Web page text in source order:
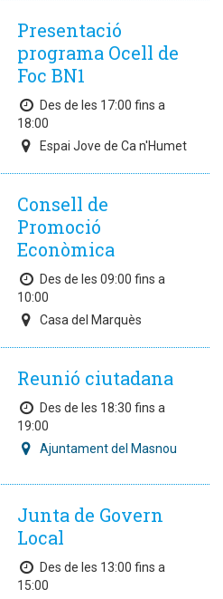
Presentació
programa Ocell de
Foc BN1
Des de les 17:00 fins a
18:00
Espai Jove de Ca n'Humet
Consell de
Promoció
Econòmica
Des de les 09:00 fins a
10:00
Casa del Marquès
Reunió ciutadana
Des de les 18:30 fins a
19:00
Ajuntament del Masnou
Junta de Govern
Local
Des de les 13:00 fins a
15:00